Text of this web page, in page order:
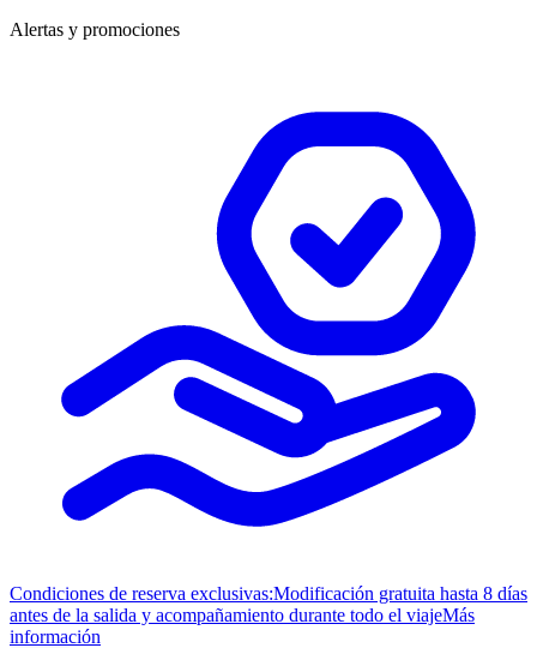
Alertas y promociones
Condiciones de reserva exclusivas:Modificación gratuita hasta 8 días
antes de la salida y acompañamiento durante todo el viajeMás
información